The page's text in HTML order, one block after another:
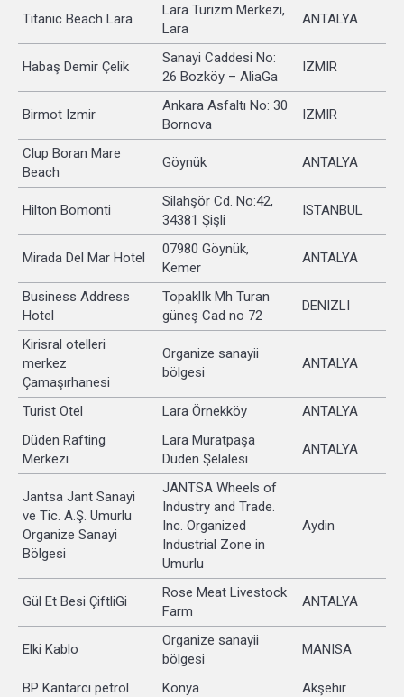
Titanic Beach Lara
Lara Turizm Merkezi,
Lara
ANTALYA
Habaş Demir Çelik
Sanayi Caddesi No:
26 Bozköy – AliaGa
IZMIR
Birmot Izmir
Ankara Asfaltı No: 30
Bornova
IZMIR
Clup Boran Mare
Beach
Göynük ANTALYA
Hilton Bomonti
Silahşör Cd. No:42,
34381 Şişli
ISTANBUL
Mirada Del Mar Hotel
07980 Göynük,
Kemer
ANTALYA
Business Address
Hotel
TopaklIk Mh Turan
güneş Cad no 72
DENIZLI
Kirisral otelleri
merkez
Çamaşırhanesi
Organize sanayii
bölgesi
ANTALYA
Turist Otel Lara Örnekköy
ANTALYA
Düden Rafting
Merkezi
Lara Muratpaşa
Düden Şelalesi
ANTALYA
Jantsa Jant Sanayi
ve Tic. A.Ş. Umurlu
Organize Sanayi
Bölgesi
JANTSA Wheels of
Industry and Trade.
Inc. Organized
Industrial Zone in
Umurlu
Aydin
Gül Et Besi ÇiftliGi
Rose Meat Livestock
Farm
ANTALYA
Elki Kablo
Organize sanayii
bölgesi
MANISA
BP Kantarci petrol Konya Akşehir